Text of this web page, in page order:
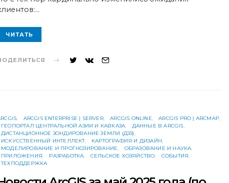
ЧИТАТЬ
ARCGIS ENTERPRISE | SERVER ARCGIS ONLINE
ARCGIS PRO | ARCMAP
ГЕОПОРТАЛ ЦЕНТРАЛЬНОЙ АЗИИ И КАВКАЗА
ДАННЫЕ В ARCGIS
ДИСТАНЦИОННОЕ ЗОНДИРОВАНИЕ ЗЕМЛИ (ДЗЗ)
ИСКУССТВЕННЫЙ ИНТЕЛЛЕКТ
КАРТОГРАФИЯ И ДИЗАЙН
МОДЕЛИРОВАНИЕ И ПРОГНОЗИРОВАНИЕ
ОБРАЗОВАНИЕ И НАУКА
ПРИЛОЖЕНИЯ
РАЗРАБОТКА СЕЛЬСКОЕ ХОЗЯЙСТВО
СОБЫТИЯ
ТЕХПОДДЕРЖКА